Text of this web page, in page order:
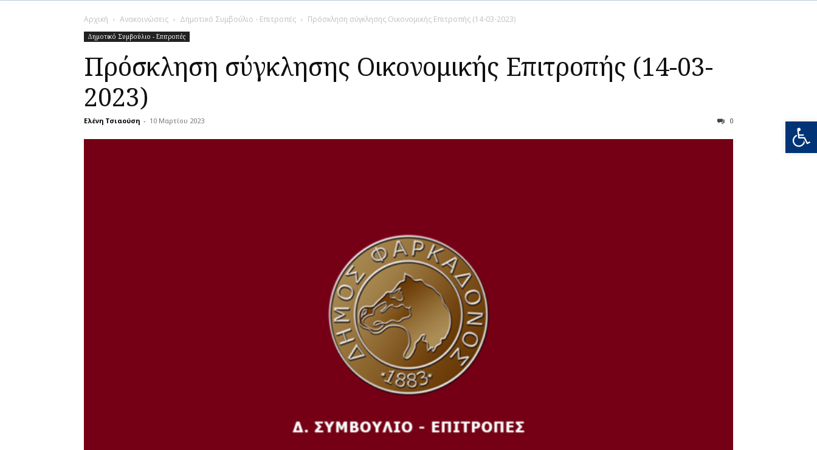
Αρχική Ανακοινώσεις Δημοτικό Συμβούλιο - Επιτροπές Πρόσκληση σύγκλησης Οικονομικής Επιτροπής (14-03-2023)
Δημοτικό Συμβούλιο - Επιτροπές
Πρόσκληση σύγκλησης Οικονομικής Επιτροπής (14-03-
2023)
Ελένη Τσιαούση - 10 Μαρτίου 2023 0